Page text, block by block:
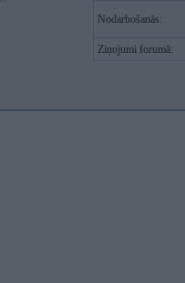
Nodarbošanās:
Ziņojumi forumā: